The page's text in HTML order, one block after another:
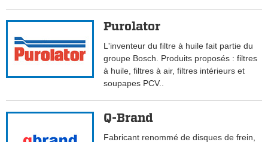
Purolator
L'inventeur du filtre à huile fait partie du
groupe Bosch. Produits proposés : filtres
à huile, filtres à air, filtres intérieurs et
soupapes PCV..
Q-Brand
Fabricant renommé de disques de frein,